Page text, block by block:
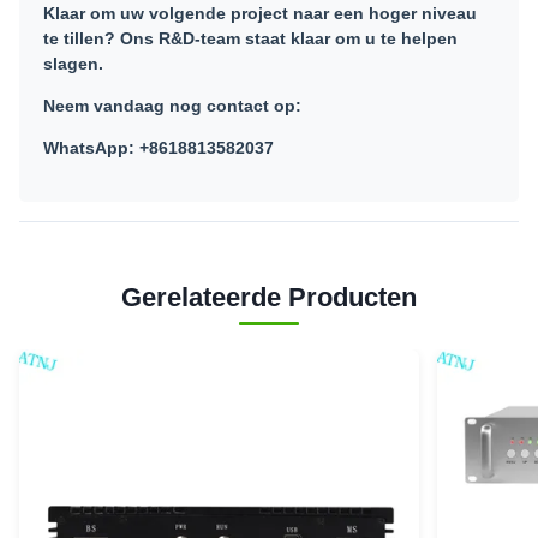
Klaar om uw volgende project naar een hoger niveau
te tillen? Ons R&D-team staat klaar om u te helpen
slagen.
Neem vandaag nog contact op:
WhatsApp: +8618813582037
Gerelateerde Producten